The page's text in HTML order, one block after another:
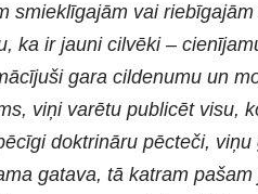
smieklīgajām vai
ka ir jauni cilvēki –
gara cildenumu un
viņi varētu publicēt visu,
doktrināru pēcteči,
gatava, tā katram